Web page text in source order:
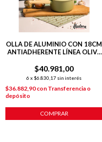
OLLA DE ALUMINIO CON 18CM
ANTIADHERENTE LÍNEA OLIVE
$40.981,00
6 x $6.830,17 sin interés
$36.882,90con Transferencia o
depósito
COMPRAR